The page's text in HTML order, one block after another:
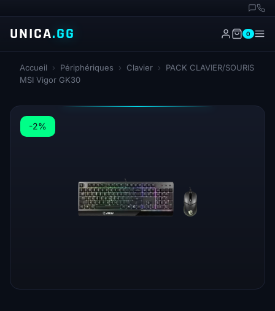
UNICA.GG 0
Accueil › Périphériques › Clavier ›
PACK CLAVIER/SOURIS
MSI Vigor GK30
-2%